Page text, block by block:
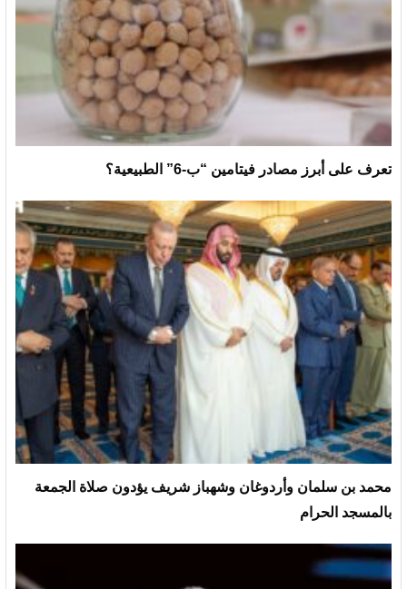
تعرف على أبرز مصادر فيتامين “ب-6” الطبيعية؟
محمد بن سلمان وأردوغان وشهباز شريف يؤدون صلاة الجمعة
بالمسجد الحرام